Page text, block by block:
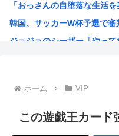
【速報】 高市政権、エース
甲子園出場校 猛暑と資金難
「おっさんの自堕落な生活
韓国、サッカーW杯予選で
ジョジョのシーザー「やっ
韓国サッカー協会、外国人
韓国人「韓国サッカー協会
ホーム VIP
この遊戯王カード